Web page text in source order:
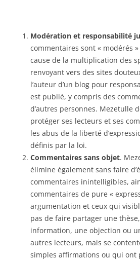
Modération et responsabilité
commentaires sont « modérés
cause de la multiplication des
renvoyant vers des sites
l’auteur d’un blog pour
est publié, y compris des
d’autres personnes. Mezetulle
protéger ses lecteurs et ses
les abus de la liberté
définis par la loi.
Commentaires sans objet.
élimine également sans faire
commentaires inintelligibles,
commentaires de pure «
argumentation et ceux qui
pas de faire partager une
information, une objection ou
autres lecteurs, mais se
simples affirmations ou qui